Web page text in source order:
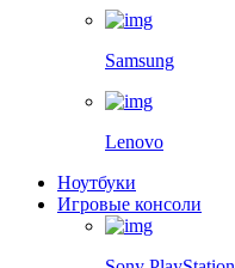
Samsung
Lenovo
Ноутбуки
Игровые консоли